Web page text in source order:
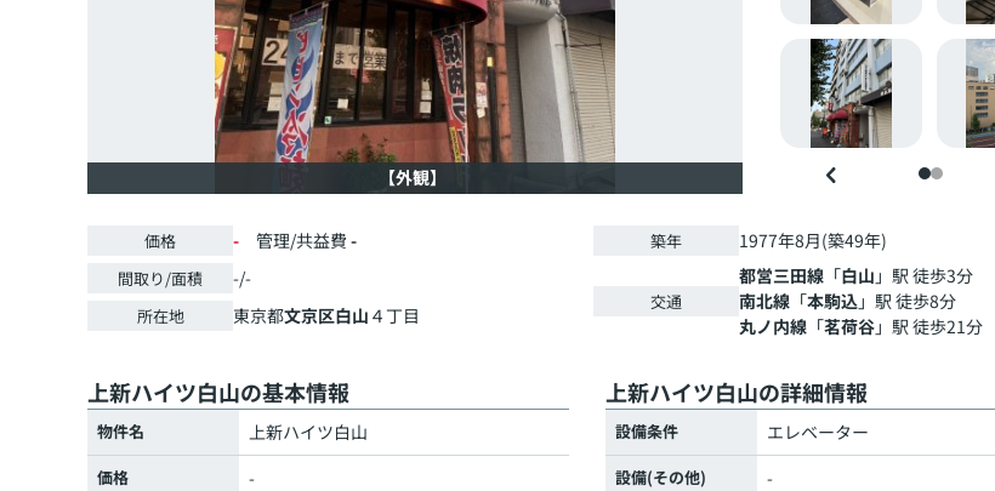
【外観】
価格 - 管理/共益費 -
間取り/面積 -/-
所在地 東京都文京区白山 ４丁目
築年 1977年8月(築49年)
交通
都営三田線 「白山 」駅 徒歩3分
南北線 「本駒込」駅 徒歩8分
丸ノ内線 「茗荷谷」駅 徒歩21分
上新ハイツ白山の基本情報
物件名 上新ハイツ白山
価格 -
上新ハイツ白山の詳細情報
設備条件 エレベーター
設備(その他) -